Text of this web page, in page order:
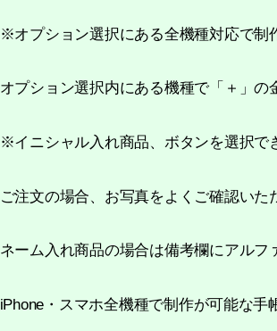
※オプション選択にある全機種対応で制
オプション選択内にある機種で「＋」の
※イニシャル入れ商品、ボタンを選択で
ご注文の場合、お写真をよくご確認いた
ネーム入れ商品の場合は備考欄にアルフ
iPhone・スマホ全機種で制作が可能な手